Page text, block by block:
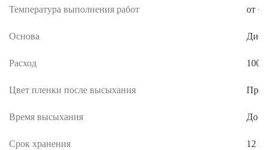
Температура выполнения работ от
Основа
Расход 100-
Цвет пленки после высыхания
Время высыхания До
Срок хранения 12